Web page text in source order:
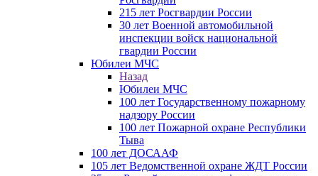
215 лет Росгвардии России
30 лет Военной автомобильной
инспекции войск национальной
гвардии России
Юбилеи МЧС
Назад
Юбилеи МЧС
100 лет Государственному пожарному
надзору России
100 лет Пожарной охране Республики
Тыва
100 лет ДОСААФ
105 лет Ведомственной охране ЖДТ России